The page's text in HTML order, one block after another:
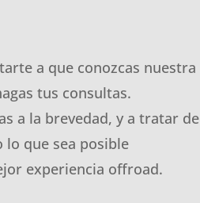
a que conozcas nuestra
tus consultas.
a la brevedad, y a tratar de
lo que sea posible
experiencia offroad.